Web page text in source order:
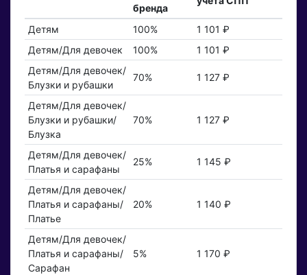
бренда
Детям 100%
1 101 ₽
Детям/Для девочек
100%
1 101 ₽
Детям/Для девочек/
Блузки и рубашки
70% 1 127 ₽
Детям/Для девочек/
Блузки и рубашки/
Блузка
70% 1 127 ₽
Детям/Для девочек/
Платья и сарафаны
25% 1 145 ₽
Детям/Для девочек/
Платья и сарафаны/
Платье
20% 1 140 ₽
Детям/Для девочек/
Платья и сарафаны/
Сарафан
5% 1 170 ₽